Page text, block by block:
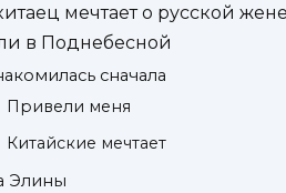
мечтает о русской
в Поднебесной
сначала
Привели меня
Китайские мечтает
Элины